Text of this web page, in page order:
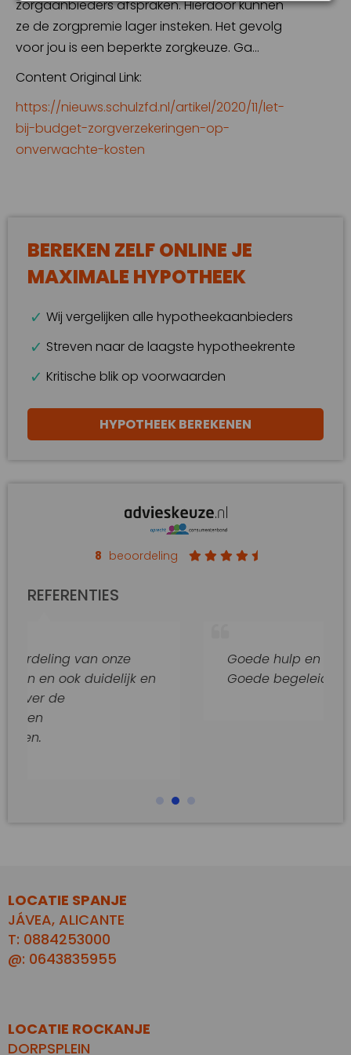
zorgaanbieders afspraken. Hierdoor kunnen
ze de zorgpremie lager insteken. Het gevolg
voor jou is een beperkte zorgkeuze. Ga…
Content Original Link:
https://nieuws.schulzfd.nl/artikel/2020/11/let-
bij-budget-zorgverzekeringen-op-
onverwachte-kosten
BEREKEN ZELF ONLINE JE
MAXIMALE HYPOTHEEK
Wij vergelijken alle hypotheekaanbieders
Streven naar de laagste hypotheekrente
Kritische blik op voorwaarden
HYPOTHEEK BEREKENEN
8 beoordeling
REFERENTIES
onze
duidelijk en
Goede hulp en adviezen.
Goede begeleiding van dit
LOCATIE SPANJE
JÁVEA, ALICANTE
T: 0884253000
@: 0643835955
LOCATIE ROCKANJE
DORPSPLEIN